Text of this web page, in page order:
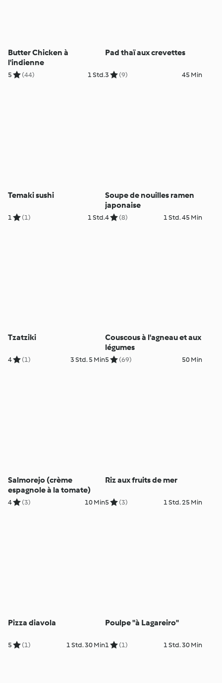
Butter Chicken à
l'indienne
5 (44) 1 Std.
Pad thaï aux crevettes
3 (9) 45 Min
Temaki sushi
1 (1) 1 Std.
Soupe de nouilles ramen
japonaise
4 (8) 1 Std. 45 Min
Tzatziki
4 (1) 3 Std. 5 Min
Couscous à l'agneau et aux
légumes
5 (69) 50 Min
Salmorejo (crème
espagnole à la tomate)
4 (3) 10 Min
Riz aux fruits de mer
5 (3) 1 Std. 25 Min
Pizza diavola
5 (1) 1 Std. 30 Min
Poulpe "à Lagareiro"
1 (1) 1 Std. 30 Min